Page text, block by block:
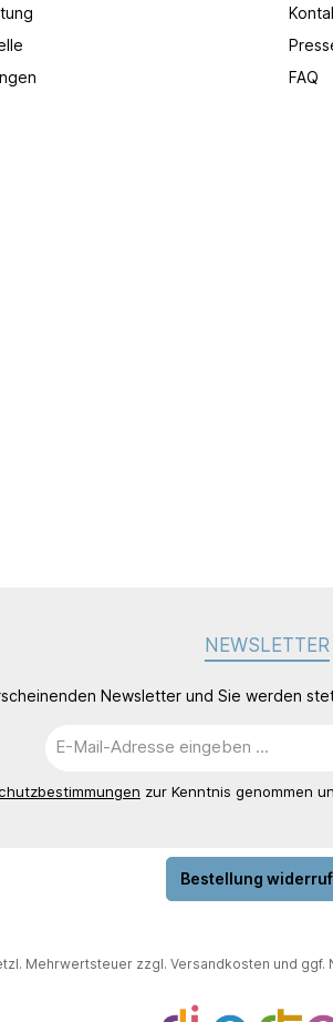
FAQ
NEWSLETTER
Newsletter und Sie werden
Mail-
zur Kenntnis genommen
Bestellung
Mehrwertsteuer zzgl. Versandkosten und ggf.